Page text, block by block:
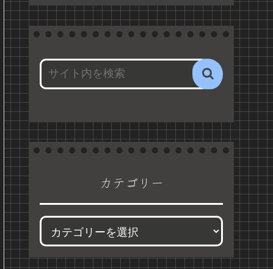
カテゴリー